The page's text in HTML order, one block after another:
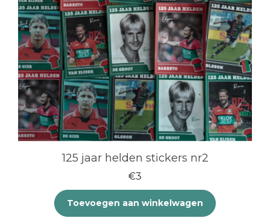
125 jaar helden stickers nr2
€3
Toevoegen aan winkelwagen